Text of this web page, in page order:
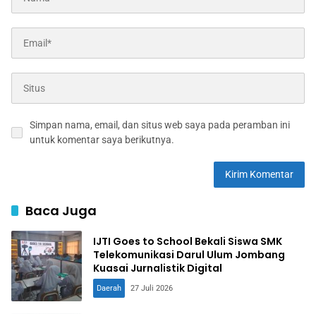
Simpan nama, email, dan situs web saya pada peramban ini
untuk komentar saya berikutnya.
Baca Juga
IJTI Goes to School Bekali Siswa SMK
Telekomunikasi Darul Ulum Jombang
Kuasai Jurnalistik Digital
Daerah 27 Juli 2026